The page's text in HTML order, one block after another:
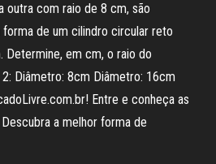
outra com raio de 8 cm, são
de um cilindro circular reto
Determine, em cm, o raio do
Diâmetro: 8cm Diâmetro: 16cm
Entre e conheça as
a melhor forma de